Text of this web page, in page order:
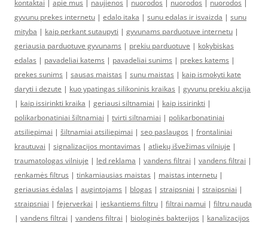
kontaktai apie mus naujienos nuorodos nuorodos nuorodos
gyvunu prekes internetu | edalo itaka | sunu edalas ir isvaizda | sunu
mityba | kaip perkant sutaupyti | gyvunams parduotuve internetu |
geriausia parduotuve gyvunams | prekiu parduotuve | kokybiskas
edalas | pavadeliai katems | pavadeliai sunims | prekes katems |
prekes sunims | sausas maistas | sunu maistas | kaip ismokyti kate
daryti i dezute | kuo ypatingas silikoninis kraikas | gyvunu prekiu akcija
| kaip issirinkti kraika | geriausi siltnamiai | kaip issirinkti |
polikarbonatiniai šiltnamiai | tvirti siltnamiai | polikarbonatiniai
atsiliepimai | šiltnamiai atsiliepimai | seo paslaugos | frontaliniai
krautuvai | signalizacijos montavimas | atliekų išvežimas vilniuje |
traumatologas vilniuje | led reklama | vandens filtrai | vandens filtrai |
renkamės filtrus | tinkamiausias maistas | maistas internetu |
geriausias ėdalas | augintojams | blogas | straipsniai | straipsniai |
straipsniai | fejerverkai | ieskantiems filtru | filtrai namui | filtru nauda
| vandens filtrai | vandens filtrai | biologinės bakterijos | kanalizacijos